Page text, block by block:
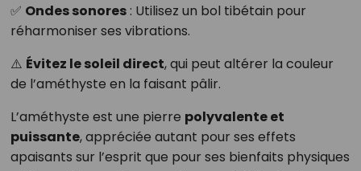
✅ Ondes sonores: Utilisez un bol tibétain pour
réharmoniser ses vibrations.
⚠️ Évitez le soleil direct, qui peut altérer la couleur
de l’améthyste en la faisant pâlir.
L’améthyste est une pierre polyvalente et
puissante, appréciée autant pour ses effets
apaisants sur l’esprit que pour ses bienfaits physiques